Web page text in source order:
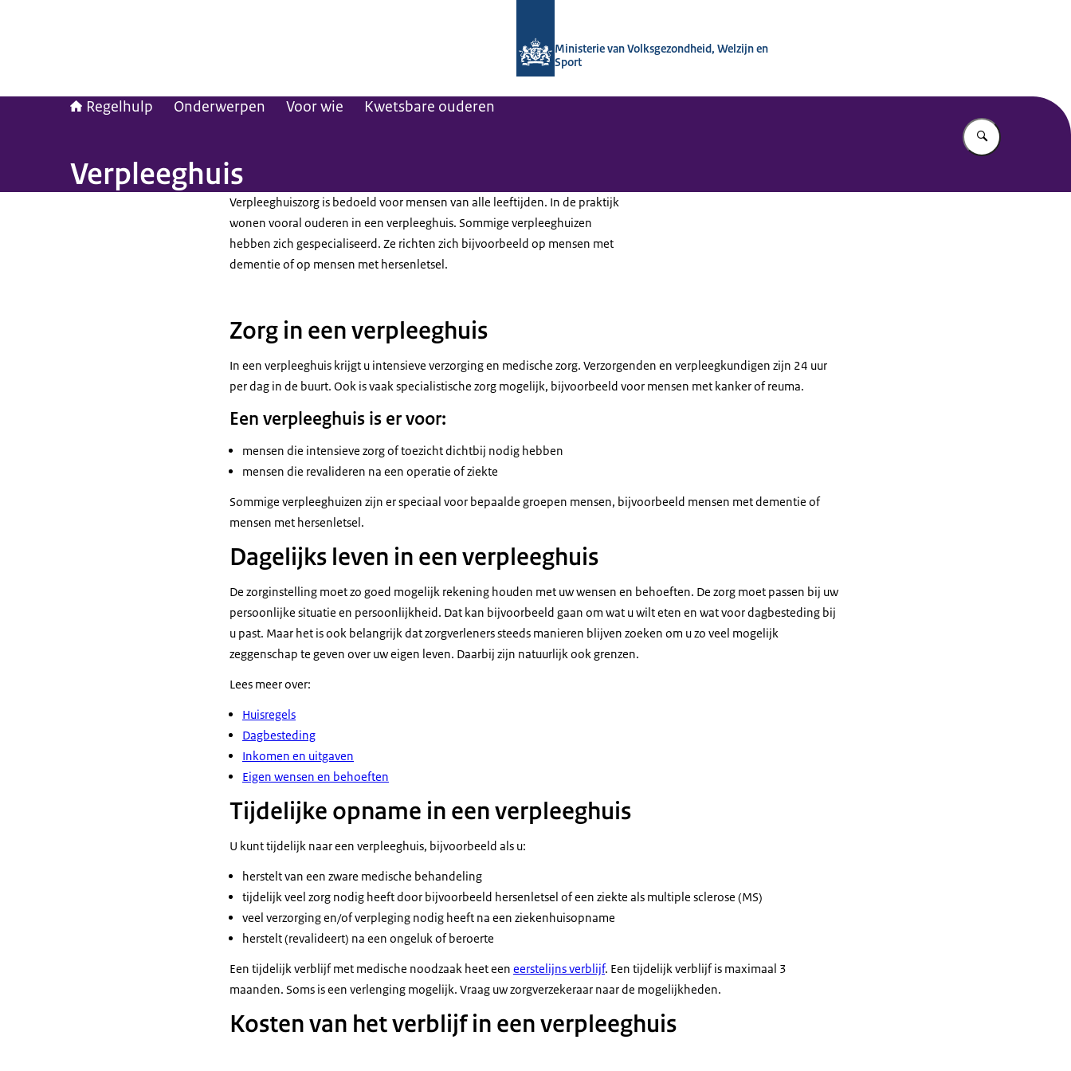
Ministerie van Volksgezondheid, Welzijn en
Sport
Regelhulp Onderwerpen Voor wie Kwetsbare ouderen
Vul in wat u
Verpleeghuis
Verpleeghuiszorg is bedoeld voor mensen van alle leeftijden. In de praktijk
wonen vooral ouderen in een verpleeghuis. Sommige verpleeghuizen
hebben zich gespecialiseerd. Ze richten zich bijvoorbeeld op mensen met
dementie of op mensen met hersenletsel.
Zorg in een verpleeghuis
In een verpleeghuis krijgt u intensieve verzorging en medische zorg. Verzorgenden en verpleegkundigen zijn 24 uur
per dag in de buurt. Ook is vaak specialistische zorg mogelijk, bijvoorbeeld voor mensen met kanker of reuma.
Een verpleeghuis is er voor:
mensen die intensieve zorg of toezicht dichtbij nodig hebben
mensen die revalideren na een operatie of ziekte
Sommige verpleeghuizen zijn er speciaal voor bepaalde groepen mensen, bijvoorbeeld mensen met dementie of
mensen met hersenletsel.
Dagelijks leven in een verpleeghuis
De zorginstelling moet zo goed mogelijk rekening houden met uw wensen en behoeften. De zorg moet passen bij uw
persoonlijke situatie en persoonlijkheid. Dat kan bijvoorbeeld gaan om wat u wilt eten en wat voor dagbesteding bij
u past. Maar het is ook belangrijk dat zorgverleners steeds manieren blijven zoeken om u zo veel mogelijk
zeggenschap te geven over uw eigen leven. Daarbij zijn natuurlijk ook grenzen.
Lees meer over:
Huisregels
Dagbesteding
Inkomen en uitgaven
Eigen wensen en behoeften
Tijdelijke opname in een verpleeghuis
U kunt tijdelijk naar een verpleeghuis, bijvoorbeeld als u:
herstelt van een zware medische behandeling
tijdelijk veel zorg nodig heeft door bijvoorbeeld hersenletsel of een ziekte als multiple sclerose (MS)
veel verzorging en/of verpleging nodig heeft na een ziekenhuisopname
herstelt (revalideert) na een ongeluk of beroerte
Een tijdelijk verblijf met medische noodzaak heet een eerstelijns verblijf. Een tijdelijk verblijf is maximaal 3
maanden. Soms is een verlenging mogelijk. Vraag uw zorgverzekeraar naar de mogelijkheden.
Kosten van het verblijf in een verpleeghuis